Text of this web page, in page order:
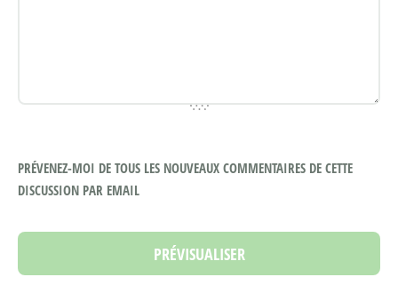
PRÉVENEZ-MOI DE TOUS LES NOUVEAUX COMMENTAIRES DE CETTE
DISCUSSION PAR EMAIL